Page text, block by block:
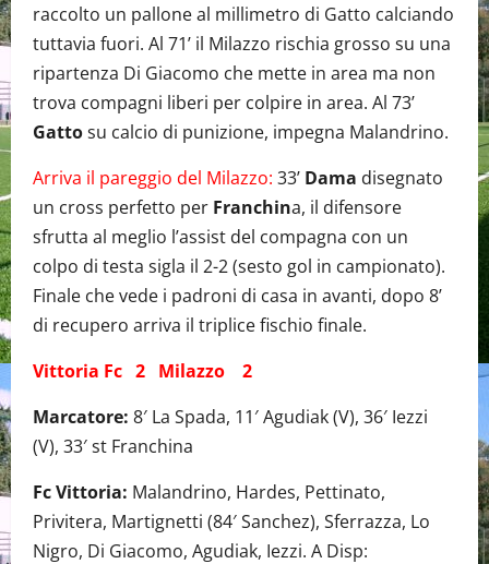
raccolto un pallone al millimetro di Gatto calciando
tuttavia fuori. Al 71’ il Milazzo rischia grosso su una
ripartenza Di Giacomo che mette in area ma non
trova compagni liberi per colpire in area. Al 73’
Gattosu calcio di punizione, impegna Malandrino.
Arriva il pareggio del Milazzo: 33’ Dama disegnato
un cross perfetto per Franchina, il difensore
sfrutta al meglio l’assist del compagna con un
colpo di testa sigla il 2-2 (sesto gol in campionato).
Finale che vede i padroni di casa in avanti, dopo 8’
di recupero arriva il triplice fischio finale.
Vittoria Fc 2 Milazzo 2
Marcatore: 8′ La Spada, 11′ Agudiak (V), 36′ Iezzi
(V), 33′ st Franchina
Fc Vittoria: Malandrino, Hardes, Pettinato,
Privitera, Martignetti (84′ Sanchez), Sferrazza, Lo
Nigro, Di Giacomo, Agudiak, Iezzi. A Disp: